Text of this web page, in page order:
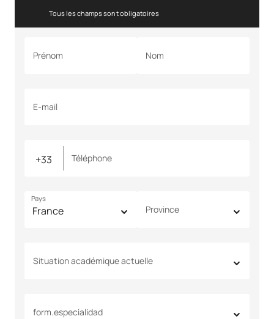
Tous les champs sont obligatoires
Prénom Nom
E-mail
Téléphone
Pays
Province
Situation académique actuelle
form.especialidad